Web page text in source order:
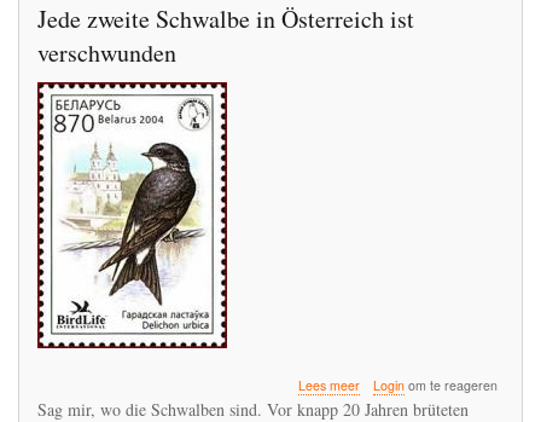
Jede zweite Schwalbe in Österreich ist
verschwunden
Lees meerover
Jede
Loginom te reageren
Sag mir, wo die Schwalben sind. Vor knapp 20 Jahren brüteten